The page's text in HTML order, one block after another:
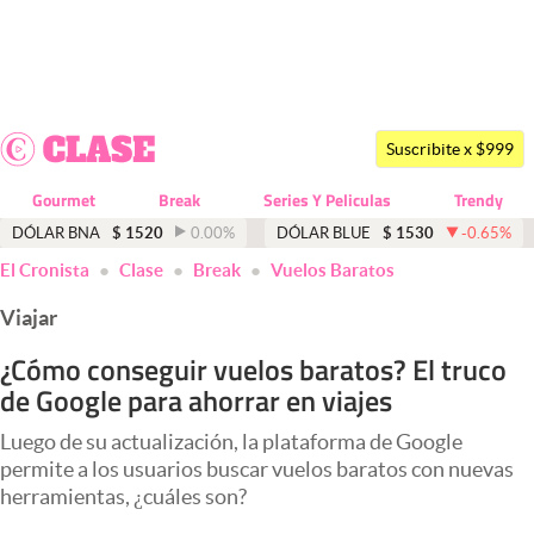
Dólar
Economía y Política
Finanzas y Mercados
Mercados Online
Negocios
Columnistas
Apertura
Suscribite x $999
Gourmet Break Series Y Peliculas Trendy
DÓLAR BNA $ 1520 0.00% DÓLAR BLUE $ 1530 -0.65%
El Cronista Clase Break Vuelos Baratos
Viajar
¿Cómo conseguir vuelos baratos? El truco
de Google para ahorrar en viajes
Luego de su actualización, la plataforma de Google
permite a los usuarios buscar vuelos baratos con nuevas
herramientas, ¿cuáles son?